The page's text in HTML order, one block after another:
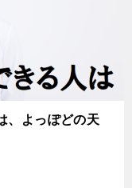
、よっぽどの天